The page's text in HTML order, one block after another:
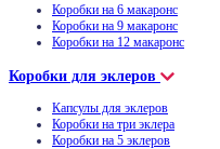
Коробки на 6 макаронс
Коробки на 9 макаронс
Коробки на 12 макаронс
Коробки для эклеров
Капсулы для эклеров
Коробки на три эклера
Коробки на 5 эклеров